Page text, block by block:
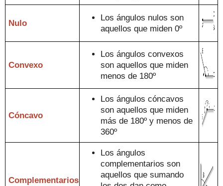
Nulo
Los ángulos nulos son
aquellos que miden 0º
Convexo
Los ángulos convexos
son aquellos que miden
menos de 180º
Cóncavo
Los ángulos cóncavos
son aquellos que miden
más de 180º y menos de
360º
Complementarios
Los ángulos
complementarios son
aquellos quesumando